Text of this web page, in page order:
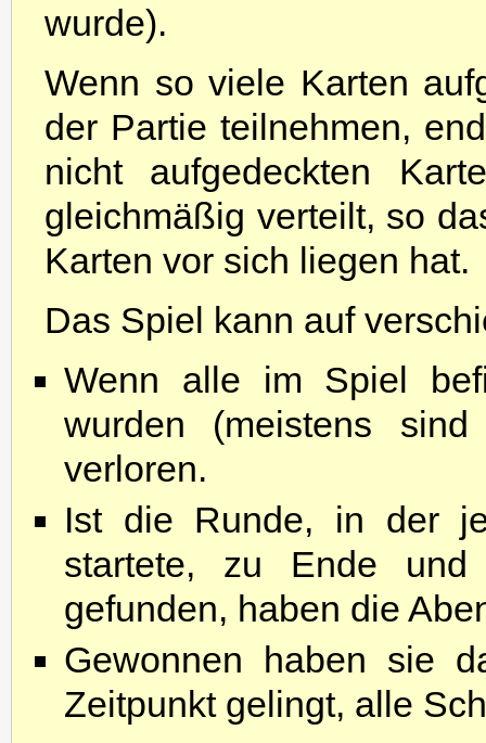
wurde).
Wenn so viele Karten
der Partie teilnehmen,
nicht aufgedeckten
gleichmäßig verteilt, so
Karten vor sich liegen hat.
Das Spiel kann auf
Wenn alle im Spiel
wurden (meistens
verloren.
Ist die Runde, in der
startete, zu Ende
gefunden, haben die
Gewonnen haben sie
Zeitpunkt gelingt, alle